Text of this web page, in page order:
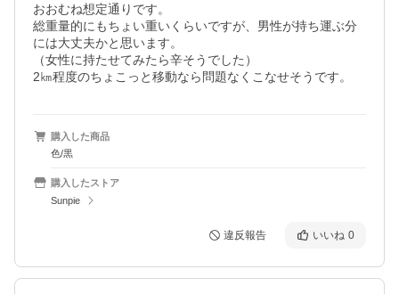
おおむね想定通りです。
総重量的にもちょい重いくらいですが、男性が持ち運ぶ分
には大丈夫かと思います。
（女性に持たせてみたら辛そうでした）
2㎞程度のちょこっと移動なら問題なくこなせそうです。
購入した商品
色/黒
購入したストア
Sunpie
違反報告 いいね 0